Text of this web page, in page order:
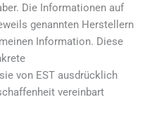
Die Informationen auf
genannten Herstellern
Information. Diese
von EST ausdrücklich
vereinbart